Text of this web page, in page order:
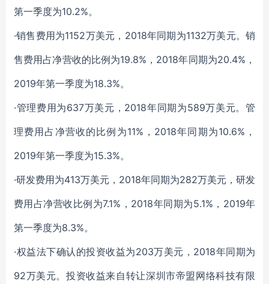
第一季度为10.2%。
·销售费用为1152万美元，2018年同期为1132万美元。销
售费用占净营收的比例为19.8%，2018年同期为20.4%，
2019年第一季度为18.3%。
·管理费用为637万美元，2018年同期为589万美元。管
理费用占净营收的比例为11%，2018年同期为10.6%，
2019年第一季度为15.3%。
·研发费用为413万美元，2018年同期为282万美元，研发
费用占净营收比例为7.1%，2018年同期为5.1%，2019年
第一季度为8.3%。
·权益法下确认的投资收益为203万美元，2018年同期为
92万美元。投资收益来自转让深圳市帝盟网络科技有限